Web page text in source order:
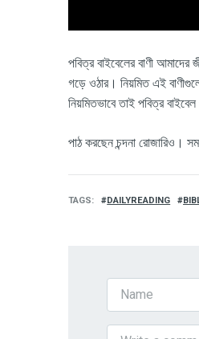
পবিত্র বাইবেলের বাণী
গড়ে ওঠার। নিয়মিত এই
নিয়মিতভাবে তাই পবিত্র
পাঠ করছেন চন্দনা রোজারিও।
TAGS DAILYREADING